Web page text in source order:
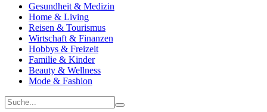
Gesundheit & Medizin
Home & Living
Reisen & Tourismus
Wirtschaft & Finanzen
Hobbys & Freizeit
Familie & Kinder
Beauty & Wellness
Mode & Fashion